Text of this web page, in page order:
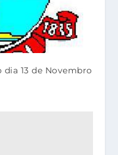
13 de Novembro